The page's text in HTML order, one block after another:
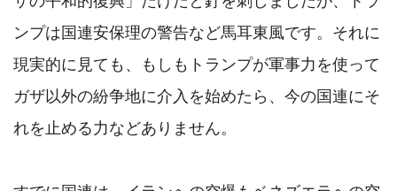
ンプは国連安保理の警告など馬耳東風です。それに
現実的に見ても、もしもトランプが軍事力を使って
ガザ以外の紛争地に介入を始めたら、今の国連にそ
れを止める力などありません。